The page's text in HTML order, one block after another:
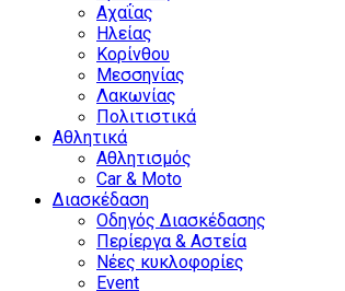
Αχαΐας
Ηλείας
Κορίνθου
Μεσσηνίας
Λακωνίας
Πολιτιστικά
Αθλητικά
Αθλητισμός
Car & Moto
Διασκέδαση
Οδηγός Διασκέδασης
Περίεργα & Αστεία
Νέες κυκλοφορίες
Event